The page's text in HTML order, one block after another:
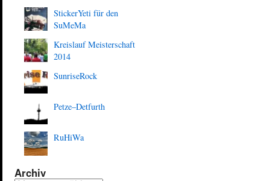
StickerYeti für den
SuMeMa
Kreislauf Meisterschaft
2014
SunriseRock
Petze–Detfurth
RuHiWa
Archiv